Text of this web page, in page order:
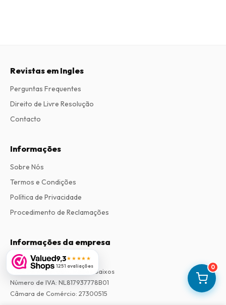
0
9,3★★★★★
1251 avaliações
Revistas em Ingles
Perguntas Frequentes
Direito de Livre Resolução
Contacto
Informações
Sobre Nós
Termos e Condições
Política de Privacidade
Procedimento de Reclamações
Informações da empresa
Empresa:Maja Magazines
3043 PR Rotterdam, Países Baixos
Número de IVA: NL817937778B01
Câmara de Comércio: 27300515